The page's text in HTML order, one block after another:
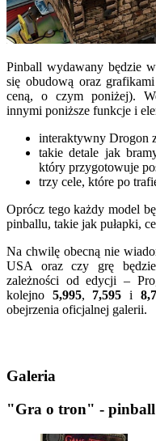
Pinball wydawany będzie
się obudową oraz
ceną, o czym poniżej).
innymi poniższe funkcje i
interaktywny Drogon
takie detale jak
który przygotowuje
trzy cele, które po
Oprócz tego każdy model
pinballu, takie jak pułapki,
Na chwilę obecną nie
USA oraz czy grę
zależności od edycji –
kolejno 5,995, 7,595 i
obejrzenia oficjalnej galerii.
Galeria
"Gra o tron" - pinball